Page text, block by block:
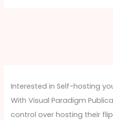
Interested in Self-hosting
With Visual Paradigm
control over hosting their